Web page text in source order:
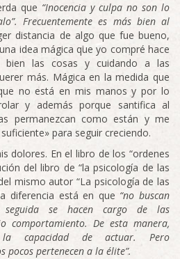
que “Inocencia y culpa no son lo
Frecuentemente es más bien al
distancia de algo que fue bueno,
idea mágica que yo compré hace
bien las cosas y cuidando a las
más. Mágica en la medida que
no está en mis manos y por lo
y además porque santifica al
permanezcan como están y me
para seguir creciendo.
dolores. En el libro de los “ordenes
del libro de “la psicología de las
mismo autor “La psicología de las
diferencia está en que “no buscan
se hacen cargo de las
comportamiento. De esta manera,
capacidad de actuar. Pero
pocos pertenecen a la élite”.